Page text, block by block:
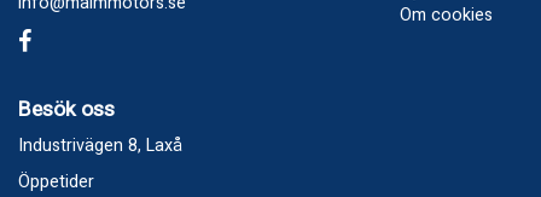
Om cookies
Besök oss
Industrivägen 8, Laxå
Öppetider